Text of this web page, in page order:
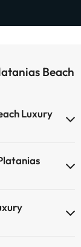
Beach
Luxury